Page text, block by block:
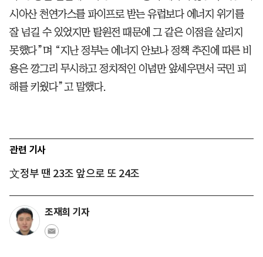
시아산 천연가스를 파이프로 받는 유럽보다 에너지 위기를
잘 넘길 수 있었지만 탈원전 때문에 그 같은 이점을 살리지
못했다”며 “지난 정부는 에너지 안보나 정책 추진에 따른 비
용은 깡그리 무시하고 정치적인 이념만 앞세우면서 국민 피
해를 키웠다”고 말했다.
관련 기사
文정부 땐 23조 앞으로 또 24조
조재희 기자